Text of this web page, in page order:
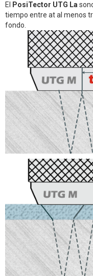
El PosiTector UTG La
tiempo entre at al menos
fondo.